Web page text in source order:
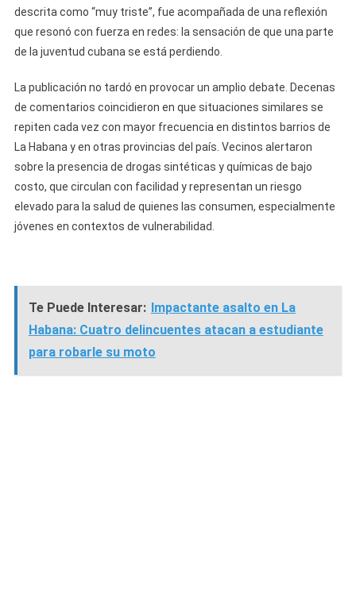
descrita como “muy triste”, fue acompañada de una reflexión
que resonó con fuerza en redes: la sensación de que una parte
de la juventud cubana se está perdiendo.
La publicación no tardó en provocar un amplio debate. Decenas
de comentarios coincidieron en que situaciones similares se
repiten cada vez con mayor frecuencia en distintos barrios de
La Habana y en otras provincias del país. Vecinos alertaron
sobre la presencia de drogas sintéticas y químicas de bajo
costo, que circulan con facilidad y representan un riesgo
elevado para la salud de quienes las consumen, especialmente
jóvenes en contextos de vulnerabilidad.
Te Puede Interesar: Impactante asalto en La
Habana: Cuatro delincuentes atacan a estudiante
para robarle su moto